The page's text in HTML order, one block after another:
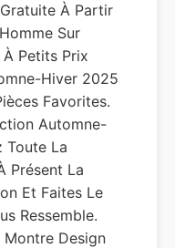
À Partir
Sur
Petits Prix
Hiver 2025
Favorites.
Automne-
Toute La
Présent La
Et Faites Le
Ressemble.
Montre Design